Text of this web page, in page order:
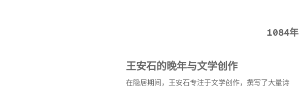
1084年
王安石的晚年与文学创作
在隐居期间，王安石专注于文学创作，撰写了大量诗